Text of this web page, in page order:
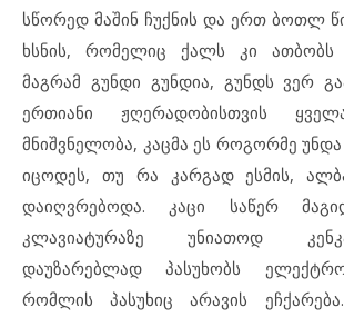
სწორედ მაშინ ჩუქნის და ერთ ბოთლ
ხსნის, რომელიც ქალს კი ათბობს
მაგრამ გუნდი გუნდია, გუნდს ვერ
ერთიანი ჟღერადობისთვის
მნიშვნელობა, კაცმა ეს როგორმე
იცოდეს, თუ რა კარგად ესმის,
დაიღვრებოდა. კაცი საწერ
კლავიატურაზე უნიათოდ
დაუზარებლად პასუხობს
რომლის პასუხიც არავის